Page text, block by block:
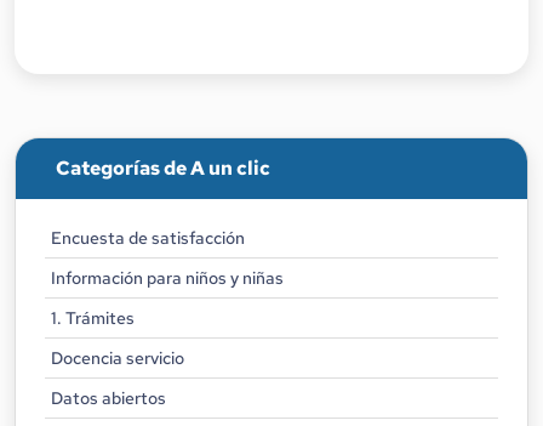
Categorías de A un clic
Encuesta de satisfacción
Información para niños y niñas
1. Trámites
Docencia servicio
Datos abiertos